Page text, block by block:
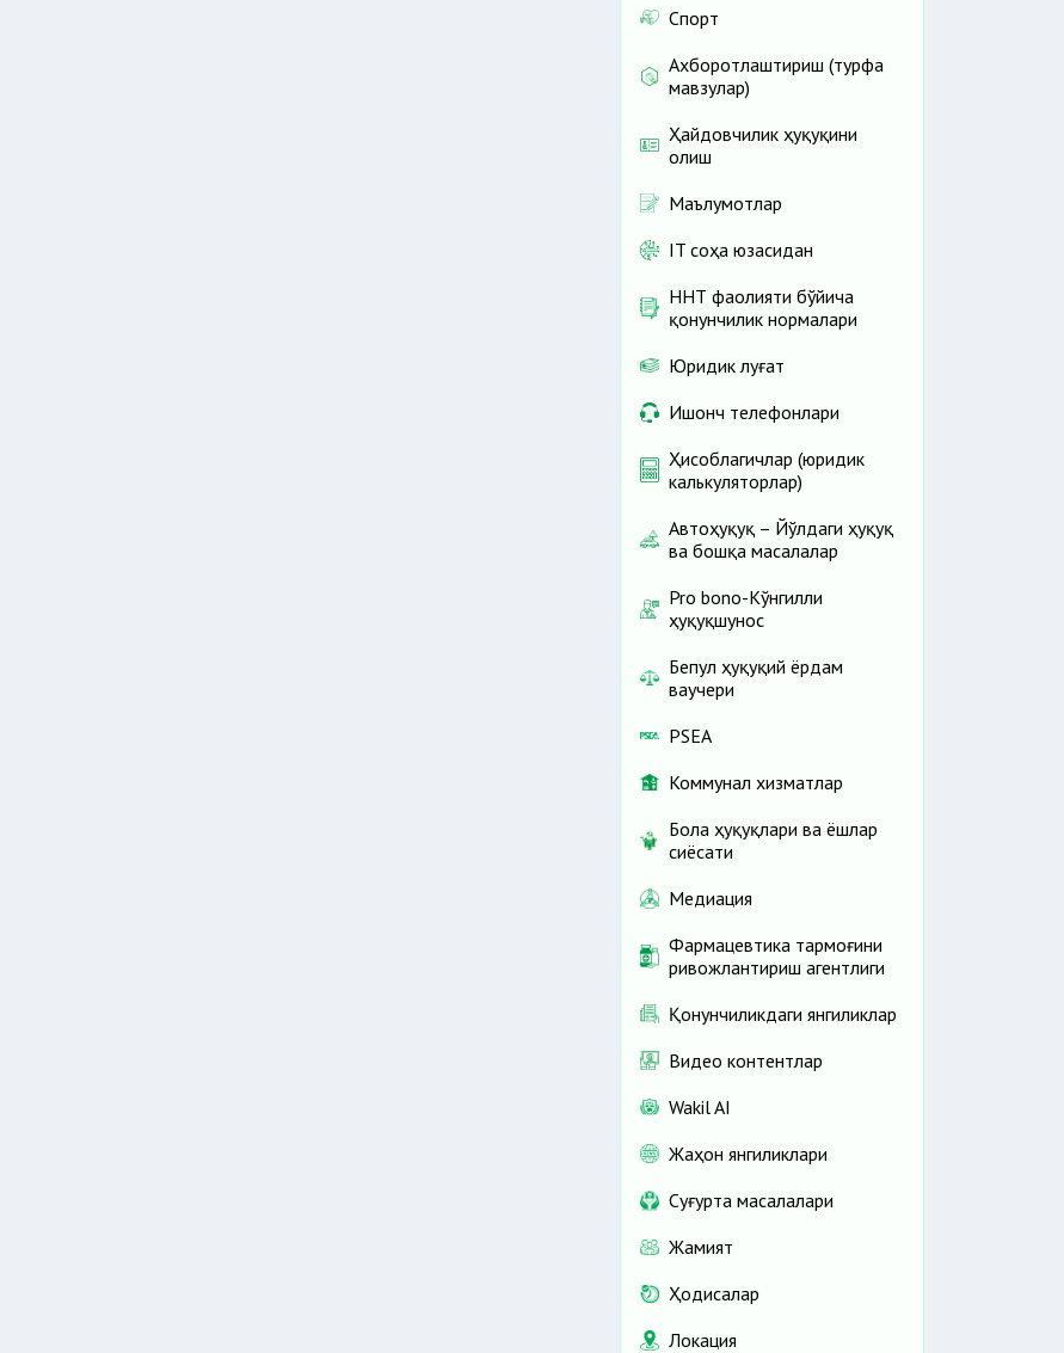
Спорт
Ахборотлаштириш (турфа
мавзулар)
Ҳайдовчилик ҳуқуқини
олиш
Маълумотлар
IT соҳа юзасидан
ННТ фаолияти бўйича
қонунчилик нормалари
Юридик луғат
Ишонч телефонлари
Ҳисоблагичлар (юридик
калькуляторлар)
Автоҳуқуқ – Йўлдаги ҳуқуқ
ва бошқа масалалар
Pro bono-Кўнгилли
ҳуқуқшунос
Бепул ҳуқуқий ёрдам
ваучери
PSEA
Коммунал хизматлар
Бола ҳуқуқлари ва ёшлар
сиёсати
Медиация
Фармацевтика тармоғини
ривожлантириш агентлиги
Қонунчиликдаги янгиликлар
Видео контентлар
Wakil AI
Жаҳон янгиликлари
Cуғурта масалалари
Жамият
Ҳодисалар
Локация